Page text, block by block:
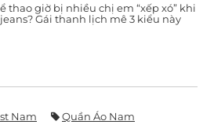
thao giờ bị nhiều chị em “xếp xó” khi
Gái thanh lịch mê 3 kiểu này
Nam Quần Áo Nam